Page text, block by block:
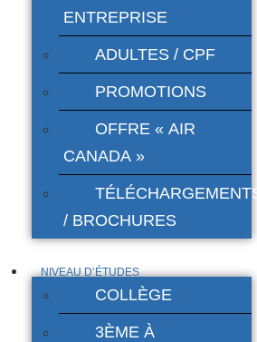
ENTREPRISE
ADULTES / CPF
PROMOTIONS
OFFRE « AIR
CANADA »
TÉLÉCHARGEMENTS
/ BROCHURES
NIVEAU D’ÉTUDES
COLLÈGE
3ÈME À